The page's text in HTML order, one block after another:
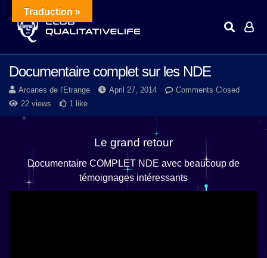
Documentaire complet sur les NDE
Arcanes de l'Etrange April 27, 2014
Comments Closed
22 views
1 like
Le grand retour
Documentaire COMPLET NDE avec beaucoup de
témoignages intéressants
Traduction »